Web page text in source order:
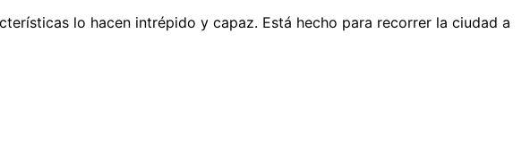
lo hacen intrépido y capaz. Está hecho para recorrer la ciudad a